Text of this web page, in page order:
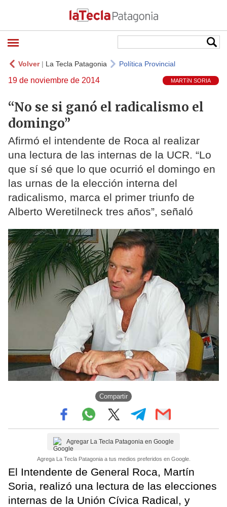
Volver| La Tecla Patagonia Política Provincial
19 de noviembre de 2014 MARTíN SORIA
“No se si ganó el radicalismo el
domingo”
Afirmó el intendente de Roca al realizar
una lectura de las internas de la UCR. “Lo
que sí sé que lo que ocurrió el domingo en
las urnas de la elección interna del
radicalismo, marca el primer triunfo de
Alberto Weretilneck tres años”, señaló
Compartir
Agregar La Tecla Patagonia en Google
Agrega La Tecla Patagonia a tus medios preferidos en Google.
El Intendente de General Roca, Martín
Soria, realizó una lectura de las elecciones
internas de la Unión Cívica Radical, y